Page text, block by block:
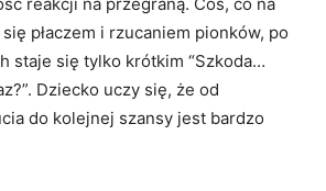
płaczem i rzucaniem pionków, po
staje się tylko krótkim “Szkoda…
Dziecko uczy się, że od
do kolejnej szansy jest bardzo